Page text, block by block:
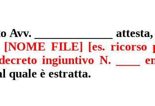
Avv. _____________
[NOME FILE] [es. ricorso
ingiuntivo N. ____
quale è estratta.